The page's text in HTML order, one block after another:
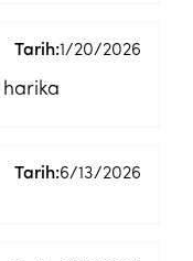
Tarih:1/20/2026
harika
Tarih:6/13/2026